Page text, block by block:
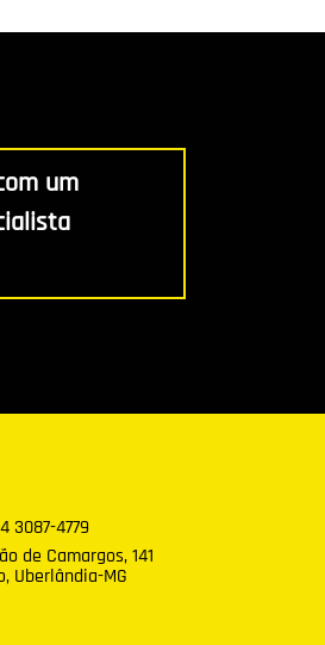
um
3087-4779
de Camargos, 141
Uberlândia-MG